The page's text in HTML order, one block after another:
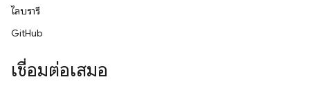
ไลบรารี
GitHub
เชื่อมต่อเสมอ